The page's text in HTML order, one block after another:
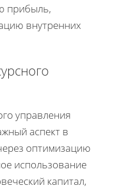
прибыль,
внутренних
управления
аспект в
оптимизацию
использование
капитал,